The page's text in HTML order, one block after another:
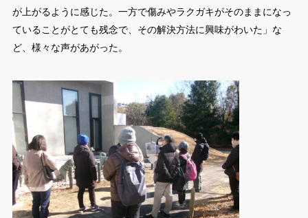
が上がるように感じた。一方で傷みやラクガキがそのままになっ
ていることがとても残念で、その解決方法に興味がわいた」な
ど、様々な声があがった。